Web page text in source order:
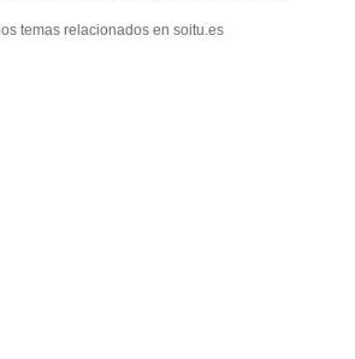
los temas relacionados en soitu.es